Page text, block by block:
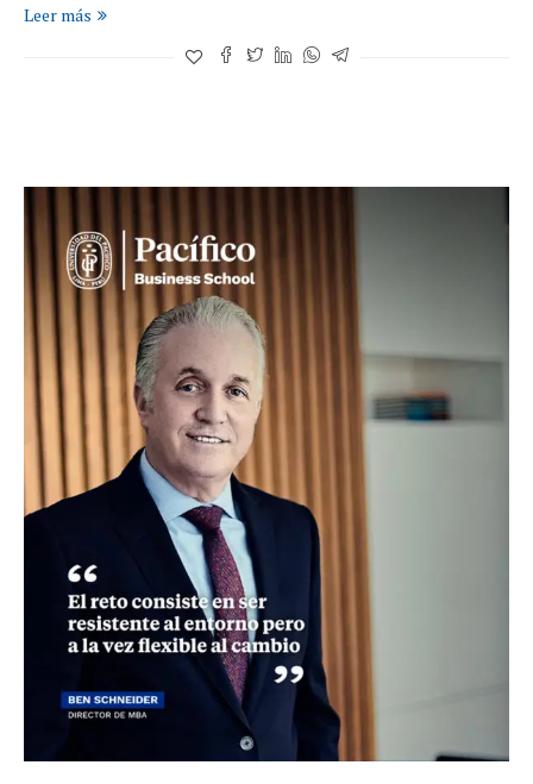
Leer más